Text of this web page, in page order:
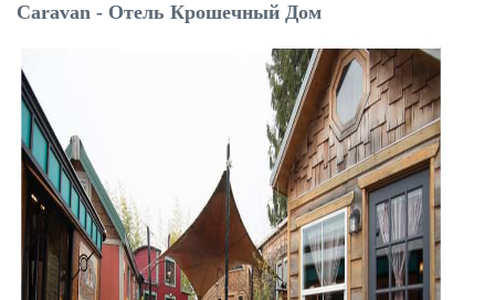
Caravan - Отель Крошечный Дом